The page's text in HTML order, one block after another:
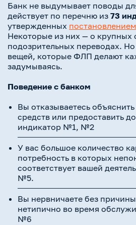
Банк не выдумывает поводы
действует по перечню из 73
утвержденных
Некоторые из них — о крупных
подозрительных переводах.
вещей, которые ФЛП делают
задумываясь.
Поведение с банком
Вы отказываетесь
средств или предоставить
индикатор №1, №2
У вас большое количество
потребность в которых
соответствует вашей
№5.
Вы нервничаете без
нетипично во время
№6